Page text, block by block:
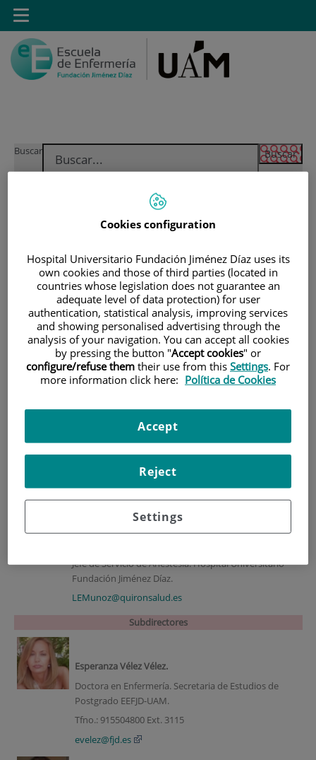
Saltar al contenido
SaltarBuscar
Toggle
navigation
MÁSTER PROPIO POR LA UAM EN CUIDADOS
REANIMACIÓN Y TRATAMIENTO DEL DOLOR
DIRECCIÓN ACADÉMICA
Dirección Académica
Directores
Doctora en Enfermería.
Directora de EEFJD - UAM.
prodriguezg@quironsalud.es
Luis Enrique Muñoz Alameda.
Jefe de Servicio de Anestesia. Hospital Universitario
Fundación Jiménez Díaz.
LEMunoz@quironsalud.es
Subdirectores
Esperanza Vélez Vélez.
Doctora en Enfermería. Secretaria de Estudios de
Postgrado EEFJD-UAM.
Tfno.: 915504800 Ext. 3115
evelez@fjd.es
Cookies configuration
Hospital Universitario Fundación Jiménez Díaz uses its
own cookies and those of third parties (located in
countries whose legislation does not guarantee an
adequate level of data protection) for user
authentication, statistical analysis, improving services
and showing personalised advertising through the
analysis of your navigation. You can accept all cookies
by pressing the button "Accept cookies" or
configure/refuse them their use from this Settings. For
more information click here: Política de Cookies
Settings
Reject
Accept